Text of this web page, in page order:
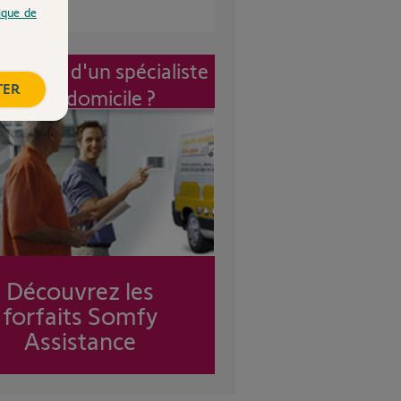
d'un spécialiste
à mon domicile ?
Découvrez les
forfaits Somfy
Assistance
de